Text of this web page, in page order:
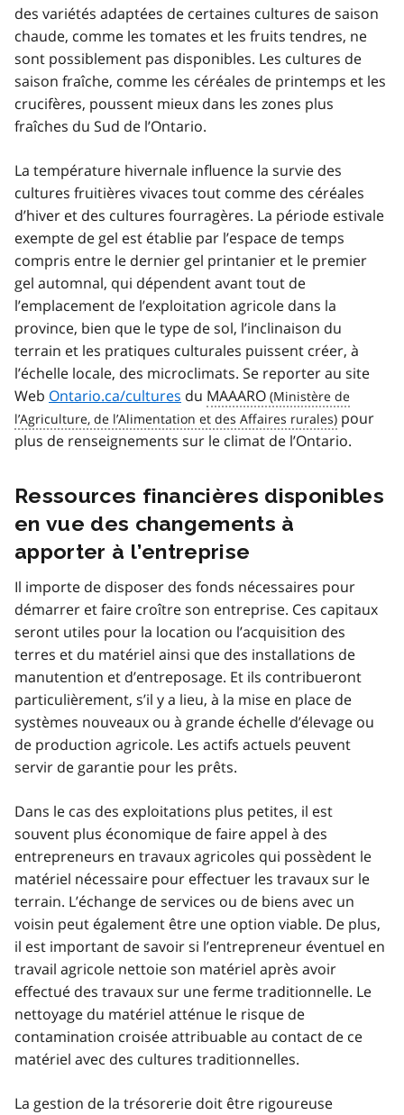
des variétés adaptées de certaines cultures de saison
chaude, comme les tomates et les fruits tendres, ne
sont possiblement pas disponibles. Les cultures de
saison fraîche, comme les céréales de printemps et les
crucifères, poussent mieux dans les zones plus
fraîches du Sud de l’Ontario.
La température hivernale influence la survie des
cultures fruitières vivaces tout comme des céréales
d’hiver et des cultures fourragères. La période estivale
exempte de gel est établie par l’espace de temps
compris entre le dernier gel printanier et le premier
gel automnal, qui dépendent avant tout de
l’emplacement de l’exploitation agricole dans la
province, bien que le type de sol, l’inclinaison du
terrain et les pratiques culturales puissent créer, à
l’échelle locale, des microclimats. Se reporter au site
Web Ontario.ca/cultures du MAAARO
pour
plus de renseignements sur le climat de l’Ontario.
Ressources financières disponibles
en vue des changements à
apporter à l’entreprise
Il importe de disposer des fonds nécessaires pour
démarrer et faire croître son entreprise. Ces capitaux
seront utiles pour la location ou l’acquisition des
terres et du matériel ainsi que des installations de
manutention et d’entreposage. Et ils contribueront
particulièrement, s’il y a lieu, à la mise en place de
systèmes nouveaux ou à grande échelle d’élevage ou
de production agricole. Les actifs actuels peuvent
servir de garantie pour les prêts.
Dans le cas des exploitations plus petites, il est
souvent plus économique de faire appel à des
entrepreneurs en travaux agricoles qui possèdent le
matériel nécessaire pour effectuer les travaux sur le
terrain. L’échange de services ou de biens avec un
voisin peut également être une option viable. De plus,
il est important de savoir si l’entrepreneur éventuel en
travail agricole nettoie son matériel après avoir
effectué des travaux sur une ferme traditionnelle. Le
nettoyage du matériel atténue le risque de
contamination croisée attribuable au contact de ce
matériel avec des cultures traditionnelles.
La gestion de la trésorerie doit être rigoureuse